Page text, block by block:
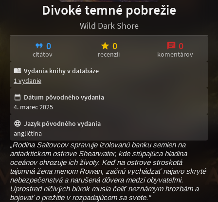
Divoké temné pobrežie
Wild Dark Shore
0
citátov
0
recenzií
0
komentárov
Vydania knihy v databáze
1 vydanie
Dátum pôvodného vydania
4. marec 2025
Jazyk pôvodného vydania
angličtina
„Rodina Saltovcov spravuje izolovanú banku semien na
antarktickom ostrove Shearwater, kde stúpajúca hladina
oceánov ohrozuje ich životy. Keď na ostrove stroskotá
tajomná žena menom Rowan, začnú vychádzať najavo skryté
nebezpečenstvá a narušená dôvera medzi obyvateľmi.
Uprostred ničivých búrok musia čeliť neznámym hrozbám a
bojovať o prežitie v rozpadajúcom sa svete.“